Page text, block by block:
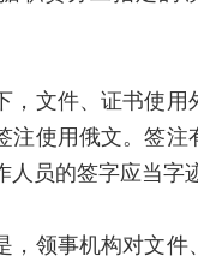
文件、证书使用
注使用俄文。签注
人员的签字应当字
领事机构对文件